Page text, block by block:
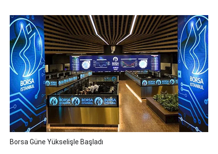
Borsa Güne Yükselişle Başladı